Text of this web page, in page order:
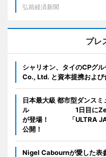
弘前経済新聞
プレ
シャリオン、タイのCPグ
Co., Ltd. と資本提携およ
日本最大級 都市型ダンス
ル 1日目にZedd
が登場！ 「ULTRA
公開！
Nigel Cabournが愛した表